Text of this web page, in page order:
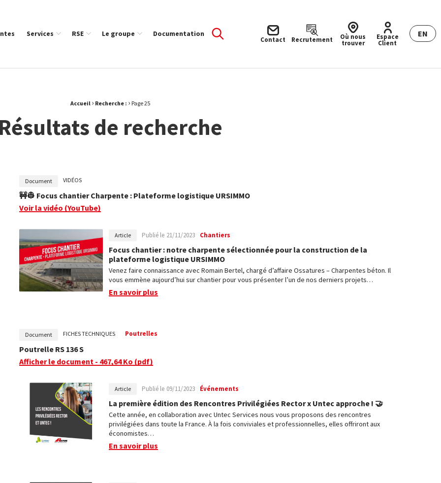
Services RSE Le groupe Documentation
Contact Recrutement Où nous
trouver
Espace
Client
EN
Accueil › Recherche : › Page 25
de recherche
recherche
Document VIDÉOS
🚧👷‍ Focus chantier Charpente : Plateforme logistique URSIMMO
Voir la vidéo (YouTube)
Article Publié le 21/11/2023 Chantiers
Focus chantier : notre charpente sélectionnée pour la construction de la
plateforme logistique URSIMMO
Venez faire connaissance avec Romain Bertel, chargé d’affaire Ossatures – Charpentes béton. Il
vous emmène aujourd’hui sur chantier pour vous présenter l’un de nos derniers projets…
En savoir plus
Document FICHES TECHNIQUES Poutrelles
Poutrelle RS 136 S
Afficher le document - 467,64 Ko (pdf)
Article Publié le 09/11/2023 Événements
La première édition des Rencontres Privilégiées Rector x Untec approche ! 🤝
Cette année, en collaboration avec Untec Services nous vous proposons des rencontres
privilégiées dans toute la France. À la fois conviviales et professionnelles, elles offriront aux
économistes…
En savoir plus